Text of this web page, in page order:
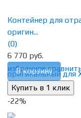
избранное
Контейнер для
оригин...
(0)
6 770 руб.
В корзину
-22%